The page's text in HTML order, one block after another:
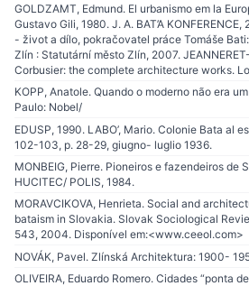
GOLDZAMT, Edmund. El urbanismo em la
Gustavo Gili, 1980. J. A. BAT’A
- život a dílo, pokračovatel práce Tomáše
Zlín : Statutární město Zlín, 2007.
Corbusier: the complete architecture works.
KOPP, Anatole. Quando o moderno não era
Paulo: Nobel/
EDUSP, 1990. LABO’, Mario. Colonie Bata al
102-103, p. 28-29, giugno- luglio 1936.
MONBEIG, Pierre. Pioneiros e fazendeiros de
HUCITEC/ POLIS, 1984.
MORAVCIKOVA, Henrieta. Social and
bataism in Slovakia. Slovak Sociological
543, 2004. Disponível em:<www.ceeol.com>
NOVÁK, Pavel. Zlínská Architektura: 1900-
OLIVEIRA, Eduardo Romero. Cidades “ponta